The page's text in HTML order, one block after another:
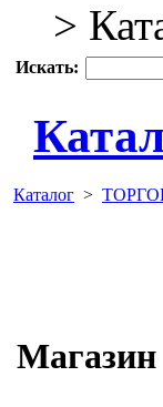
>
Искать:
Каталог >